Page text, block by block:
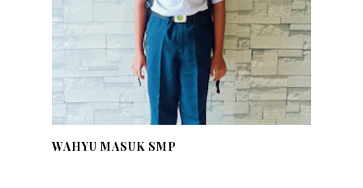
WAHYU MASUK SMP